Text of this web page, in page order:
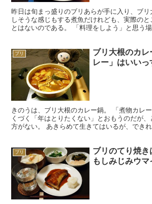
昨日は旬まっ盛りのブリあらが手に入り、ブ
しそうな感じもする煮魚だけれども、実際のと
とはないのである。 「料理をしよう」と思う
ブリ
ブリ大根のカレ
レー」はいいっ
きのうは、ブリ大根のカレー鍋。 「煮物カレ
くづく「年はとりたくない」とおもうのだが
方がない。 あきらめて生きてはいるが、できれ
ブリ
ブリのてり焼
もしみじみウマ